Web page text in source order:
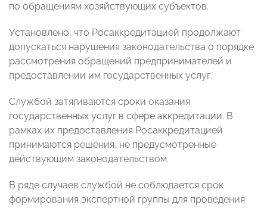
по обращениям хозяйствующих субъектов.
Установлено, что Росаккредитацией продолжают
допускаться нарушения законодательства о порядке
рассмотрения обращений предпринимателей и
предоставлении им государственных услуг.
Службой затягиваются сроки оказания
государственных услуг в сфере аккредитации. В
рамках их предоставления Росаккредитацией
принимаются решения, не предусмотренные
действующим законодательством.
В ряде случаев службой не соблюдается срок
формирования экспертной группы для проведения